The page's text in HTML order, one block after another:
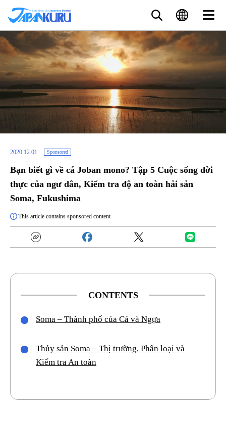
2020.12.01 Sponsored
Bạn biết gì về cá Joban mono? Tập 5 Cuộc sống đời
thực của ngư dân, Kiểm tra độ an toàn hải sản
Soma, Fukushima
This article contains sponsored content.
CONTENTS
Soma – Thành phố của Cá và Ngựa
Thủy sản Soma – Thị trường, Phân loại và
Kiểm tra An toàn